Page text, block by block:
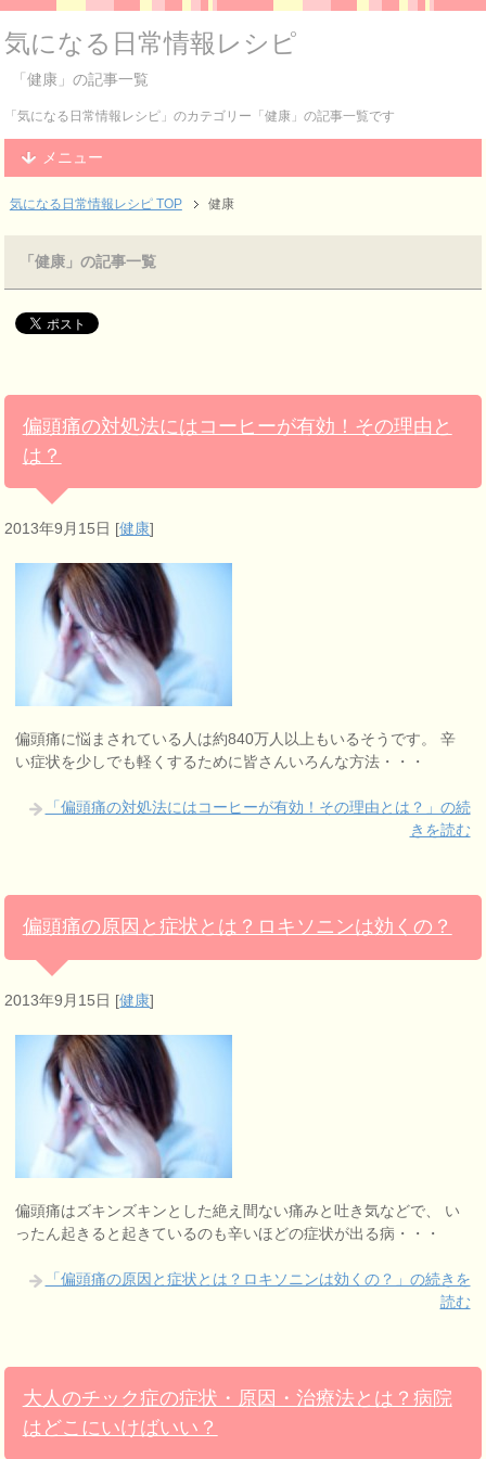
気になる日常情報レシピ
「健康」の記事一覧
「気になる日常情報レシピ」のカテゴリー「健康」の記事一覧です
メニュー
気になる日常情報レシピ TOP 健康
「健康」の記事一覧
偏頭痛の対処法にはコーヒーが有効！その理由と
は？
2013年9月15日 [健康]
偏頭痛に悩まされている人は約840万人以上もいるそうです。 辛
い症状を少しでも軽くするために皆さんいろんな方法・・・
「偏頭痛の対処法にはコーヒーが有効！その理由とは？」の続
きを読む
偏頭痛の原因と症状とは？ロキソニンは効くの？
2013年9月15日 [健康]
偏頭痛はズキンズキンとした絶え間ない痛みと吐き気などで、 い
ったん起きると起きているのも辛いほどの症状が出る病・・・
「偏頭痛の原因と症状とは？ロキソニンは効くの？」の続きを
読む
大人のチック症の症状・原因・治療法とは？病院
はどこにいけばいい？